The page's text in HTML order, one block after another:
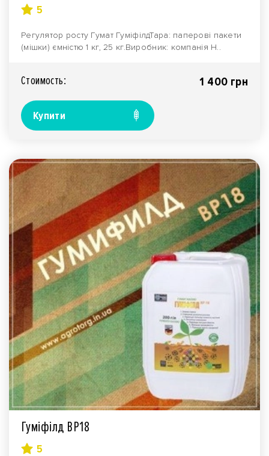
5
Регулятор росту Гумат ГуміфілдТара: паперові пакети
(мішки) ємністю 1 кг, 25 кг.Виробник: компанія H..
Стоимость: 1 400 грн
Купити
Гуміфілд ВР18
5